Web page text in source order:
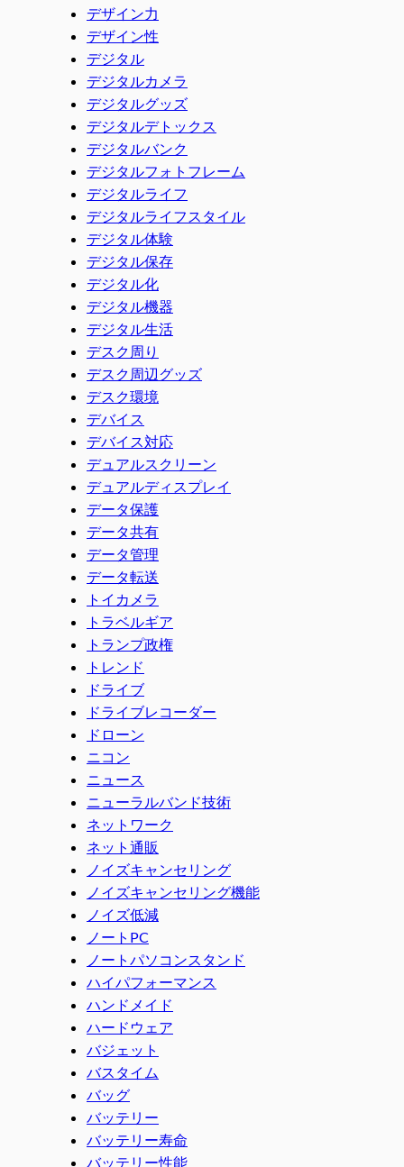
デザイン力
デザイン性
デジタル
デジタルカメラ
デジタルグッズ
デジタルデトックス
デジタルバンク
デジタルフォトフレーム
デジタルライフ
デジタルライフスタイル
デジタル体験
デジタル保存
デジタル化
デジタル機器
デジタル生活
デスク周り
デスク周辺グッズ
デスク環境
デバイス
デバイス対応
デュアルスクリーン
デュアルディスプレイ
データ保護
データ共有
データ管理
データ転送
トイカメラ
トラベルギア
トランプ政権
トレンド
ドライブ
ドライブレコーダー
ドローン
ニコン
ニュース
ニューラルバンド技術
ネットワーク
ネット通販
ノイズキャンセリング
ノイズキャンセリング機能
ノイズ低減
ノートPC
ノートパソコンスタンド
ハイパフォーマンス
ハンドメイド
ハードウェア
バジェット
バスタイム
バッグ
バッテリー
バッテリー寿命
バッテリー性能